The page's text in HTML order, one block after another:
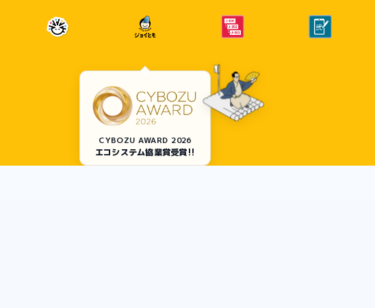
CYBOZU AWARD 2026
エコシステム協業賞受賞!!